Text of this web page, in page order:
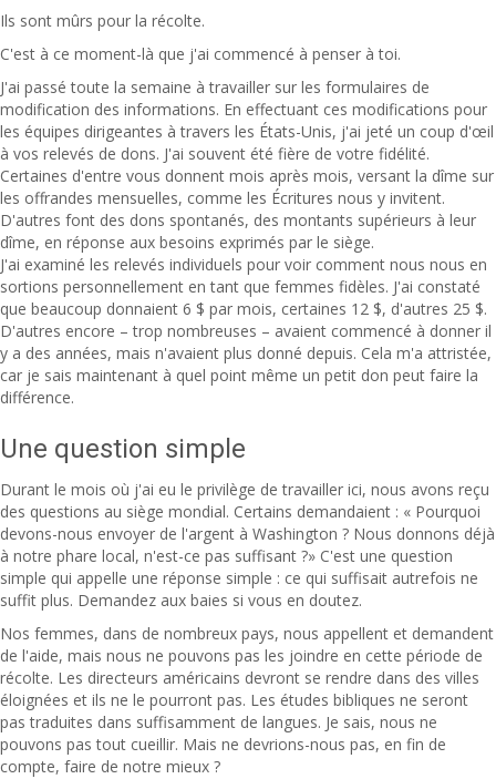
Ils sont mûrs pour la récolte.
C'est à ce moment-là que j'ai commencé à penser à toi.
J'ai passé toute la semaine à travailler sur les formulaires de
modification des informations. En effectuant ces modifications pour
les équipes dirigeantes à travers les États-Unis, j'ai jeté un coup d'œil
à vos relevés de dons. J'ai souvent été fière de votre fidélité.
Certaines d'entre vous donnent mois après mois, versant la dîme sur
les offrandes mensuelles, comme les Écritures nous y invitent.
D'autres font des dons spontanés, des montants supérieurs à leur
dîme, en réponse aux besoins exprimés par le siège.
J'ai examiné les relevés individuels pour voir comment nous nous en
sortions personnellement en tant que femmes fidèles. J'ai constaté
que beaucoup donnaient 6 $ par mois, certaines 12 $, d'autres 25 $.
D'autres encore – trop nombreuses – avaient commencé à donner il
y a des années, mais n'avaient plus donné depuis. Cela m'a attristée,
car je sais maintenant à quel point même un petit don peut faire la
différence.
Une question simple
Durant le mois où j'ai eu le privilège de travailler ici, nous avons reçu
des questions au siège mondial. Certains demandaient : « Pourquoi
devons-nous envoyer de l'argent à Washington ? Nous donnons déjà
à notre phare local, n'est-ce pas suffisant ?» C'est une question
simple qui appelle une réponse simple : ce qui suffisait autrefois ne
suffit plus. Demandez aux baies si vous en doutez.
Nos femmes, dans de nombreux pays, nous appellent et demandent
de l'aide, mais nous ne pouvons pas les joindre en cette période de
récolte. Les directeurs américains devront se rendre dans des villes
éloignées et ils ne le pourront pas. Les études bibliques ne seront
pas traduites dans suffisamment de langues. Je sais, nous ne
pouvons pas tout cueillir. Mais ne devrions-nous pas, en fin de
compte, faire de notre mieux ?